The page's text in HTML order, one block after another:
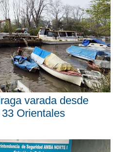
varada desde
Orientales